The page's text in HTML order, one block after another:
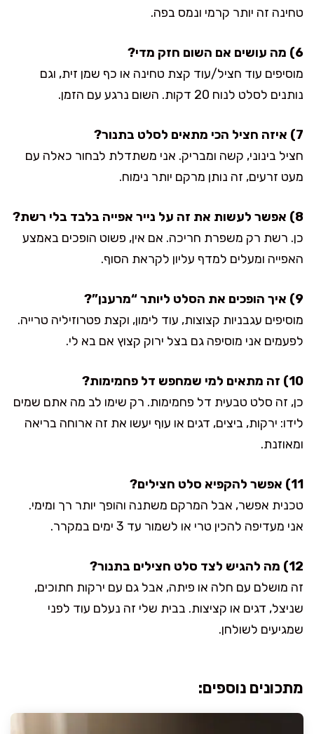
טחינה זה יותר קרמי ונמס בפה.
6) מה עושים אם השום חזק מדי?
מוסיפים עוד חציל/עוד קצת טחינה או כף שמן זית, וגם
נותנים לסלט לנוח 20 דקות. השום נרגע עם הזמן.
7) איזה חציל הכי מתאים לסלט בתנור?
חציל בינוני, קשה ומבריק. אני משתדלת לבחור כאלה עם
מעט זרעים, זה נותן מרקם יותר נימוח.
8) אפשר לעשות את זה על נייר אפייה בלבד בלי רשת?
כן. רשת רק משפרת חריכה. אם אין, פשוט הופכים באמצע
האפייה ומעלים למדף עליון לקראת הסוף.
9) איך הופכים את הסלט ליותר “מרענן”?
מוסיפים עגבניות קצוצות, עוד לימון, וקצת פטרוזיליה טרייה.
לפעמים אני מוסיפה גם בצל ירוק קצוץ אם בא לי.
10) זה מתאים למי שמחפש דל פחמימות?
כן, זה סלט טבעית דל פחמימות. רק שימו לב מה אתם שמים
לידו: ירקות, ביצים, דגים או עוף יעשו את זה ארוחה בריאה
ומאוזנת.
11) אפשר להקפיא סלט חצילים?
טכנית אפשר, אבל המרקם משתנה והופך יותר רך ומימי.
אני מעדיפה להכין טרי או לשמור עד 3 ימים במקרר.
12) מה להגיש לצד סלט חצילים בתנור?
זה מושלם עם חלה או פיתה, אבל גם עם ירקות חתוכים,
שניצל, דגים או קציצות. בבית שלי זה נעלם עוד לפני
שמגיעים לשולחן.
מתכונים נוספים: